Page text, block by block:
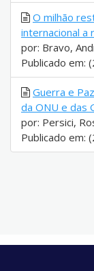
O milhão
internacional a
por: Bravo,
Publicado em:
Guerra e
da ONU e das
por: Persici,
Publicado em: